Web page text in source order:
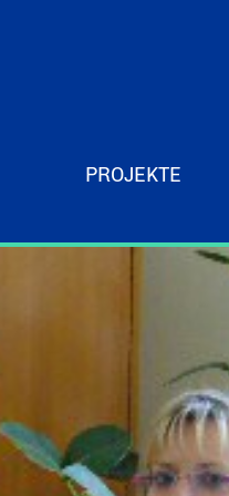
PROJEKTE